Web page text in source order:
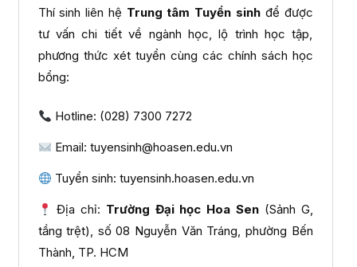
Thí sinh liên hệ Trung tâm Tuyển sinhđể được
tư vấn chi tiết về ngành học, lộ trình học tập,
phương thức xét tuyển cùng các chính sách học
bổng:
Hotline: (028) 7300 7272
Email: tuyensinh@hoasen.edu.vn
Tuyển sinh: tuyensinh.hoasen.edu.vn
Địa chỉ: Trường Đại học Hoa Sen(Sảnh G,
tầng trệt), số 08 Nguyễn Văn Tráng, phường Bến
Thành, TP. HCM